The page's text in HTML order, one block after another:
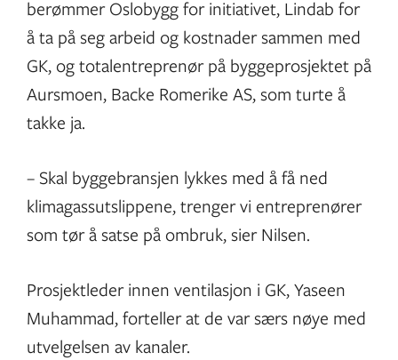
berømmer Oslobygg for initiativet, Lindab for
å ta på seg arbeid og kostnader sammen med
GK, og totalentreprenør på byggeprosjektet på
Aursmoen, Backe Romerike AS, som turte å
takke ja.
– Skal byggebransjen lykkes med å få ned
klimagassutslippene, trenger vi entreprenører
som tør å satse på ombruk, sier Nilsen.
Prosjektleder innen ventilasjon i GK, Yaseen
Muhammad, forteller at de var særs nøye med
utvelgelsen av kanaler.